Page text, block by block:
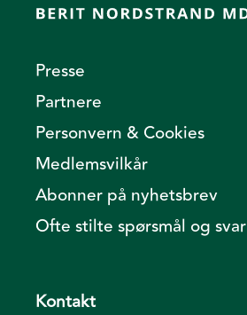
Presse
Partnere
Personvern & Cookies
Medlemsvilkår
Abonner på nyhetsbrev
Ofte stilte spørsmål og svar
Kontakt